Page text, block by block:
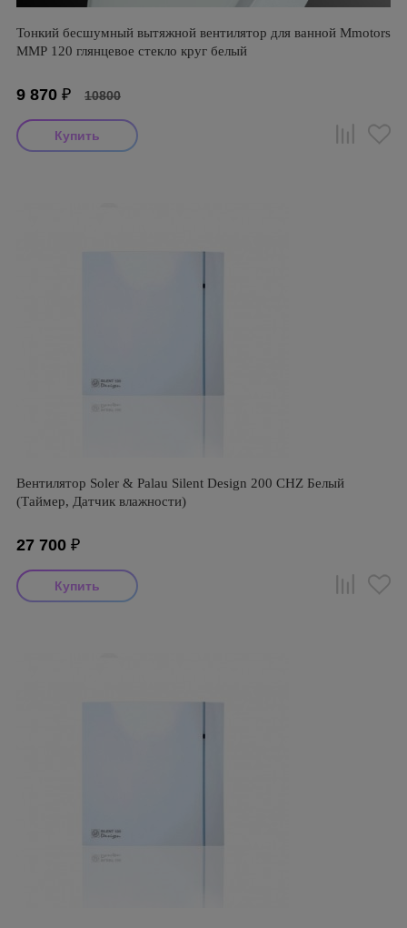
Тонкий бесшумный вытяжной вентилятор для ванной Mmotors
ММР 120 глянцевое стекло круг белый
9 870 ₽ 10800
Вентилятор Soler & Palau Silent Design 200 CHZ Белый
(Таймер, Датчик влажности)
27 700 ₽